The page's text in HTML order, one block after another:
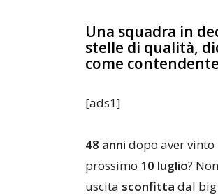
Una squadra in
stelle di qualità,
come
[ads1]
48 anni dopo aver
prossimo 10 luglio?
uscita sconfitta dal big